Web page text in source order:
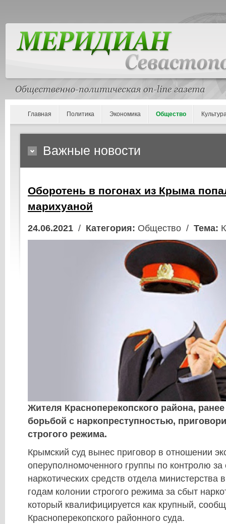
Главная Политика Экономика Общество
Важные новости
Оборотень в погонах из Крыма
марихуаной
24.06.2021 / Категория: Общество / Тема:
Жителя Красноперекопского района,
борьбой с наркопреступностью,
строгого режима.
Крымский суд вынес приговор в отношении
оперуполномоченного группы по контролю за
наркотических средств отдела министерства
годам колонии строгого режима за сбыт
который квалифицируется как крупный,
Красноперекопского районного суда.